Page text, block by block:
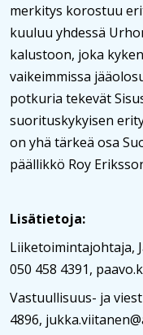
merkitys korostuu
kuuluu yhdessä
kalustoon, joka
vaikeimmissa
potkuria tekevät
suorituskykyisen
on yhä tärkeä osa
päällikkö Roy
Lisätietoja:
Liiketoimintajohtaja,
050 458 4391,
Vastuullisuus- ja
4896,